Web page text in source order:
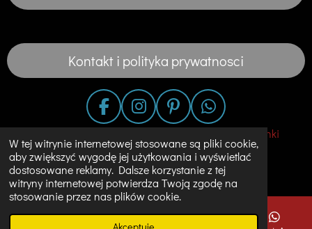
W tej witrynie internetowej stosowane są pliki cookie,
aby zwiększyć wygodę jej użytkowania i wyświetlać
dostosowane reklamy. Dalsze korzystanie z tej
witryny internetowej potwierdza Twoją zgodę na
stosowanie przez nas plików cookie.
Kontakt i polityka prywatnosci
F
a
c
e
b
o
o
I
n
s
t
a
g
r
P
i
n
t
e
r
e
W
h
a
t
s
p
© 2020 - 2023 Fashion in the City-Suknie Slubne Sukienki
Unikalne Ubrania w Holandii
Obsługiwana przezJouwWeb